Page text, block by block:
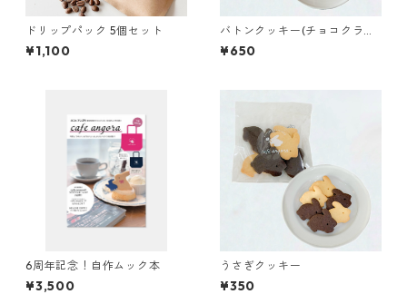
ドリップパック 5個セット
¥1,100
バトンクッキー(チョコクラン
チ)
¥650
6周年記念！自作ムック本
¥3,500
うさぎクッキー
¥350